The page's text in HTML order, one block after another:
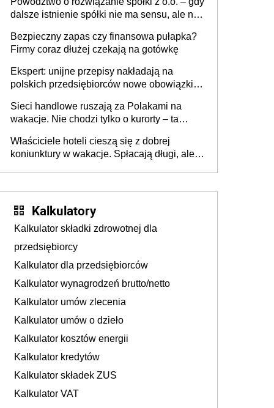
dalsze istnienie spółki nie ma sensu, ale nie
Bezpieczny zapas czy finansowa pułapka?
Firmy coraz dłużej czekają na gotówkę
Ekspert: unijne przepisy nakładają na
polskich przedsiębiorców nowe obowiązki w
Sieci handlowe ruszają za Polakami na
wakacje. Nie chodzi tylko o kurorty – ta
tam, gdzie wielu spędzi urlop po cichu
Właściciele hoteli cieszą się z dobrej
koniunktury w wakacje. Spłacają długi, ale
Kalkulatory
Kalkulator składki zdrowotnej dla
przedsiębiorcy
Kalkulator dla przedsiębiorców
Kalkulator wynagrodzeń brutto/netto
Kalkulator umów zlecenia
Kalkulator umów o dzieło
Kalkulator kosztów energii
Kalkulator kredytów
Kalkulator składek ZUS
Kalkulator VAT